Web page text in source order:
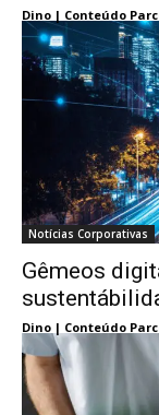
Dino | Conteúdo
Notícias Corporativas
Gêmeos
Dino | Conteúdo